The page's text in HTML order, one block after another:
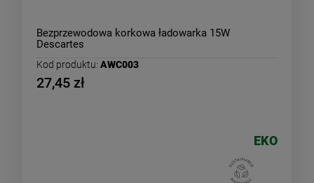
Bezprzewodowa korkowa ładowarka 15W
Descartes
Kod produktu: AWC003
27,45 zł
EKO